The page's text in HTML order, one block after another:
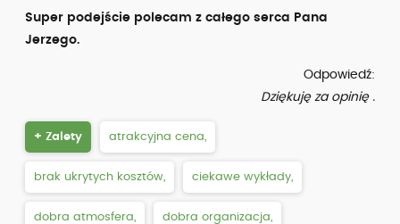
Super podejście polecam z całego serca Pana
Jerzego.
Odpowiedź:
Dziękuję za opinię .
+ Zalety atrakcyjna cena,
brak ukrytych kosztów, ciekawe wykłady,
dobra atmosfera, dobra organizacja,